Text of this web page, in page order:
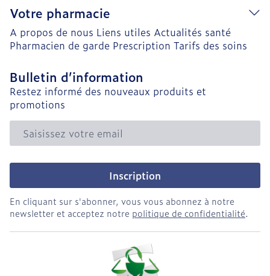
Votre pharmacie
A propos de nous Liens utiles Actualités santé
Pharmacien de garde Prescription Tarifs des soins
Bulletin d’information
Restez informé des nouveaux produits et
promotions
Adresse mail
Inscription
En cliquant sur s'abonner, vous vous abonnez à notre
newsletter et acceptez notre politique de confidentialité.